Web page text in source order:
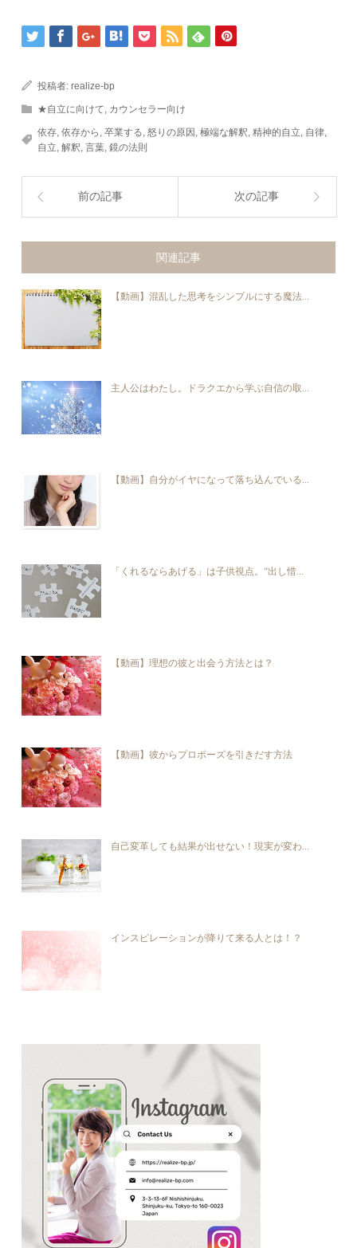
投稿者:realize-bp
★自立に向けて, カウンセラー向け
依存,依存から ,卒業する,怒りの原因 ,極端な解釈,精神的自立, 自律,
自立,解釈,言葉,鏡の法則
前の記事 次の記事
関連記事
【動画】混乱した思考をシンプルにする魔法...
主人公はわたし。ドラクエから学ぶ自信の取...
【動画】自分がイヤになって落ち込んでいる...
「くれるならあげる」は子供視点。“出し惜...
【動画】理想の彼と出会う方法とは？
【動画】彼からプロポーズを引きだす方法
自己変革しても結果が出せない！現実が変わ...
インスピレーションが降りて来る人とは！？